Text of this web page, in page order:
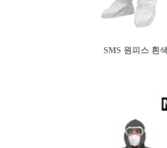
SMS 원피스 흰색